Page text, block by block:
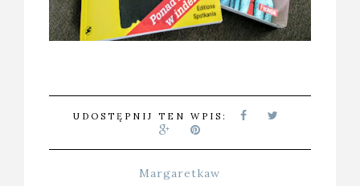
UDOSTĘPNIJ TEN WPIS:
Margaretkaw